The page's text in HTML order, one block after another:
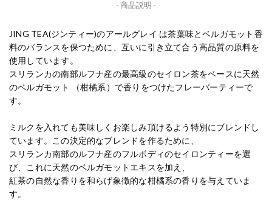
- 商品説明 -
JING TEA(ジンティー)のアールグレイ は茶葉味とベルガモット香
料のバランスを保つために、互いに引き立て合う高品質の原料を
使用しています。
スリランカの南部ルフナ産の最高級のセイロン茶をベースに天然
のベルガモット （柑橘系）で香りをつけたフレーバーティーで
す。
ミルクを入れても美味しくお楽しみ頂けるよう特別にブレンドし
ています。この決定的なブレンドを作るために、
スリランカ南部のルフナ産のフルボディのセイロンティーを選
び、これに天然のベルガモットエキスを加え、
紅茶の自然な香りを和らげ象徴的な柑橘系の香りを与えていま
す。